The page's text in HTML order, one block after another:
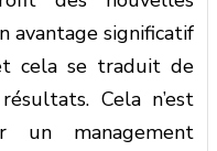
avantage significatif
cela se traduit de
Cela n’est
un management